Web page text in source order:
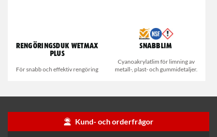
Rengöringsduk Wetmax
Plus
För snabb och effektiv rengöring
Snabblim
Cyanoakrylatlim för limning av
metall-, plast- och gummidetaljer.
Kund- och orderfrågor